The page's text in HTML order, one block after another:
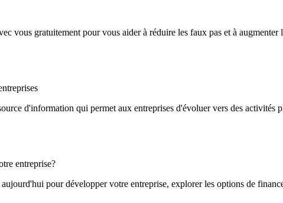
vous gratuitement pour vous aider à réduire les faux pas et à augmenter
d'information qui permet aux entreprises d'évoluer vers des activités
entreprise?
pour développer votre entreprise, explorer les options de